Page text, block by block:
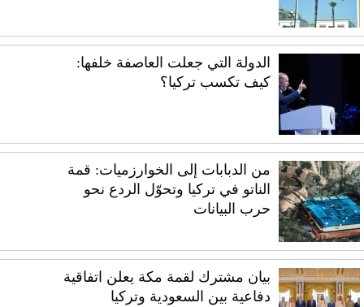
الدولة التي جعلت العاصفة خلفها:
كيف تكسب تركيا؟
من الدبابات إلى الخوارزميات: قمة
الناتو في تركيا وتحوّل الردع نحو
حرب البيانات
بيان مشترك لقمة مكة يعلن اتفاقية
دفاعية بين السعودية وتركيا